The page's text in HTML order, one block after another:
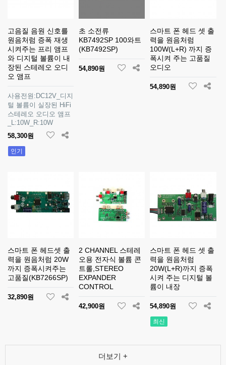
고음질 음원 신호를
원음처럼 증폭 재생
시켜주는 프리 앰프
와 디지털 볼륨이 내
장된 스테레오 오디
오 앰프
사용전원:DC12V_디지
털 볼륨이 실장된 HiFi
스테레오 오디오 앰프
_L:10W_R:10W
58,300원
인기
초 소전류
KB7492SP 100와트
(KB7492SP)
54,890원
스마트 폰 헤드 셋 출
력을 원음처럼
100W(L+R) 까지 증
폭시켜 주는 고품질
오디오
54,890원
스마트 폰 헤드셋 출
력을 원음처럼 20W
까지 증폭시켜주는
고품질(KB7266SP)
32,890원
2 CHANNEL 스테레
오용 전자식 볼륨 콘
트롤,STEREO
EXPANDER
CONTROL
42,900원
스마트 폰 헤드 셋 출
력을 원음처럼
20W(L+R)까지 증폭
시켜 주는 디지털 볼
륨이 내장
54,890원
최신
더보기 +